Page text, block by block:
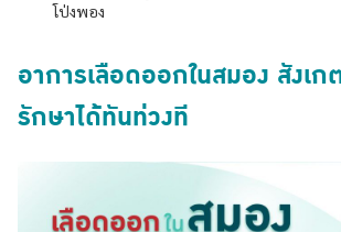
โป่งพอง
อาการเลือดออกในสมอง สังเก
รักษาได้ทันท่วงที